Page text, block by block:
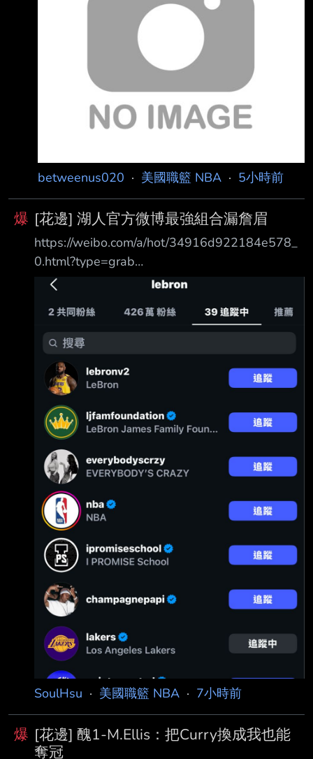
Curry、 Draymond Green、Jimmy Butler等的合
https://i.meee.com.tw/BjPORY3.jpg Stephen
Curry。圖片來源：達志影像 根據NBC體育的
Monte Poole報導，金州勇士異常平靜的
betweenus020 · 美國職籃 NBA · 5小時前
爆 [花邊] 湖人官方微博最強組合漏詹眉
https://weibo.com/a/hot/34916d922184e578_
0.html?type=grab
https://www.facebook.com/share/p/1Af7euCY4
第17冠雙人組被跳過，詹姆斯8年1冠 2026年8
月7日，Los Angeles Lakers（洛杉磯湖人）官
方微博發布“隊史偉大雙人組”主 題盤點。配文稱
“有些組合靠時間沉澱經典，有些組合以冠軍鑄就
傳奇”，依次羅列了 M agic Johnson
SoulHsu · 美國職籃 NBA · 7小時前
爆 [花邊] 醜1-M.Ellis：把Curry換成我也能
奪冠